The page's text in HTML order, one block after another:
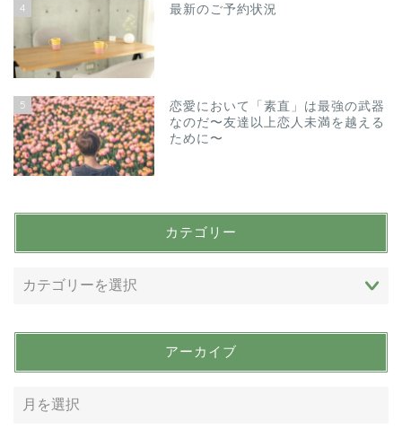
4 最新のご予約状況
5
恋愛において「素直」は最強の武器
なのだ〜友達以上恋人未満を越える
ために〜
カテゴリー
アーカイブ